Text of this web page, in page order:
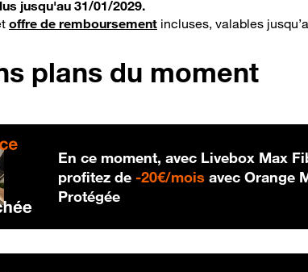
jusqu'au 31/01/2029.
offre de remboursement incluses, valables
plans du moment
En ce moment, avec Livebox Max
profitez de -20€/mois 20 € par mois
avec Orange
Protégée